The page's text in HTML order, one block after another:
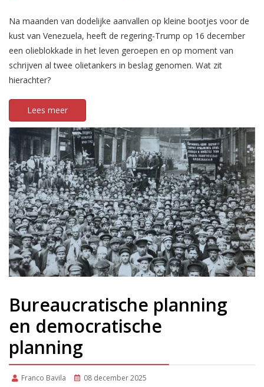
Na maanden van dodelijke aanvallen op kleine bootjes voor de
kust van Venezuela, heeft de regering-Trump op 16 december
een olieblokkade in het leven geroepen en op moment van
schrijven al twee olietankers in beslag genomen. Wat zit
hierachter?
Lees meer
Bureaucratische planning
en democratische
planning
Franco Bavila 08 december 2025